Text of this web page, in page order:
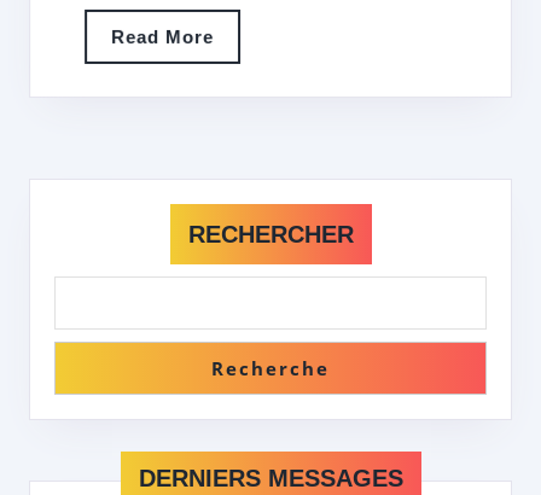
DE
Read More
More
RECHERCHER
Recherche
DERNIERS MESSAGES